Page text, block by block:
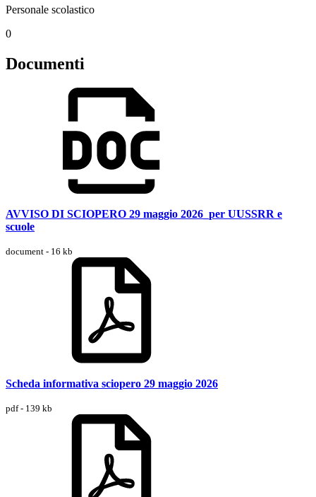
Personale scolastico
0
Documenti
AVVISO DI SCIOPERO 29 maggio 2026_per UUSSRR e
scuole
document - 16 kb
Scheda informativa sciopero 29 maggio 2026
pdf - 139 kb